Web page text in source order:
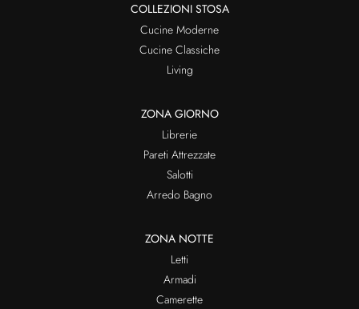
COLLEZIONI STOSA
Cucine Moderne
Cucine Classiche
Living
ZONA GIORNO
Librerie
Pareti Attrezzate
Salotti
Arredo Bagno
ZONA NOTTE
Letti
Armadi
Camerette